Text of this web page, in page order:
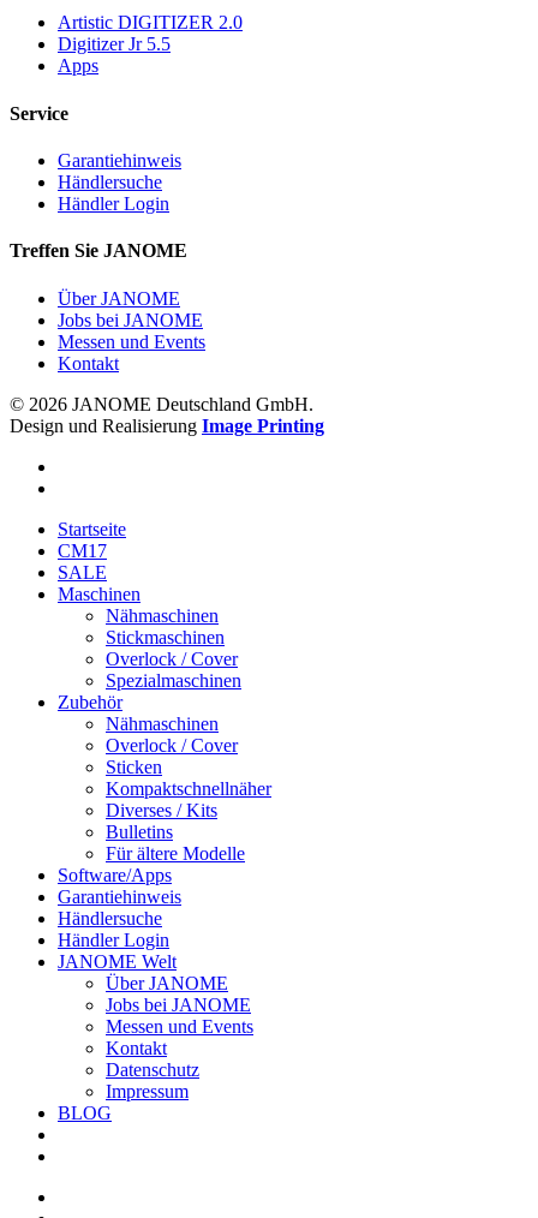
Artistic DIGITIZER 2.0
Digitizer Jr 5.5
Apps
Service
Garantiehinweis
Händlersuche
Händler Login
Treffen Sie JANOME
Über JANOME
Jobs bei JANOME
Messen und Events
Kontakt
© 2026 JANOME Deutschland GmbH.
Design und Realisierung Image Printing
Startseite
CM17
SALE
Maschinen
Nähmaschinen
Stickmaschinen
Overlock / Cover
Spezialmaschinen
Zubehör
Nähmaschinen
Overlock / Cover
Sticken
Kompaktschnellnäher
Diverses / Kits
Bulletins
Für ältere Modelle
Software/Apps
Garantiehinweis
Händlersuche
Händler Login
JANOME Welt
Über JANOME
Jobs bei JANOME
Messen und Events
Kontakt
Datenschutz
Impressum
BLOG